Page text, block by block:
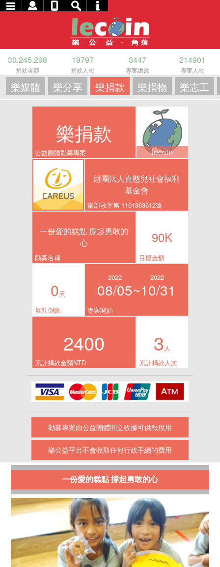
30,245,298
捐款金額
19797
捐款人次
3447
專案總數
214901
專案人次
樂媒體 樂分享 樂捐款 樂捐物 樂志工
樂捐款
公益團體勸募專案 lecoin
財團法人喜憨兒社會福利
基金會
衛部救字第 1101363612號
一份愛的糕點 撐起勇敢的
心
勸募名稱
90K
目標金額
0天
募款倒數
2022
08/05~
2022
10/31
專案開始
2400
累計捐款金額NTD
3 人
累計捐款人次
勸募專案由公益團體開立收據可供報稅用
樂公益平台不會收取任何行政手續的費用
一份愛的糕點 撐起勇敢的心